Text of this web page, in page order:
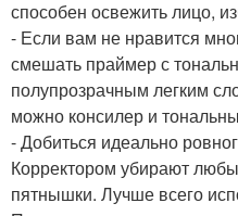
способен освежить лицо,
- Если вам не нравится
смешать праймер с
полупрозрачным легким
можно консилер и
- Добиться идеально
Корректором убирают
пятнышки. Лучше всего